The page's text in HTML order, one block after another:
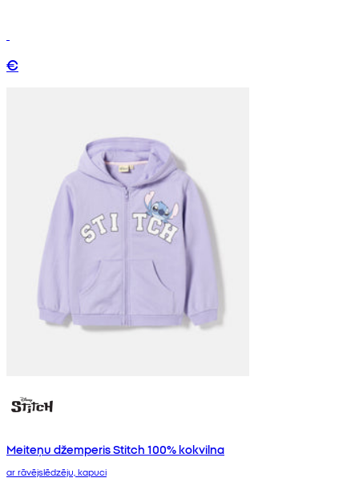
€
Meiteņu džemperis Stitch 100% kokvilna
ar rāvējslēdzēju, kapuci